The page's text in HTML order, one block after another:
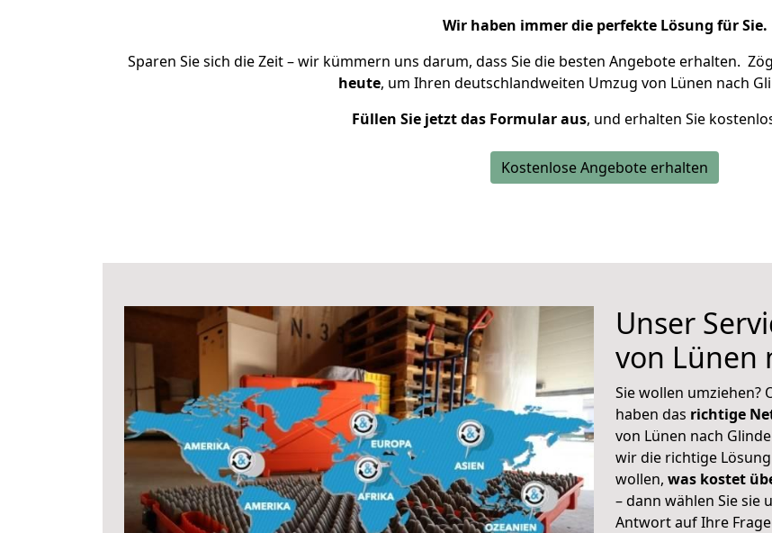
Wir haben immer die perfekte Lösung für Sie.
Sparen Sie sich die Zeit – wir kümmern uns darum, dass Sie die besten Angebote erhalten.
heute, um Ihren deutschlandweiten Umzug von Lünen nach
Füllen Sie jetzt das Formular aus, und erhalten Sie
Kostenlose Angebote erhalten
Unser
von Lünen
Sie wollen umziehen?
haben das richtige
von Lünen nach
wir die richtige
wollen, was kostet
– dann wählen Sie sie
Antwort auf Ihre